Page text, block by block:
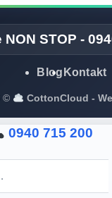
NON STOP -
Blog Kontakt
© CottonCloud -
0940 715 200